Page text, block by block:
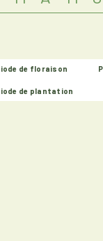
de floraison
de plantation